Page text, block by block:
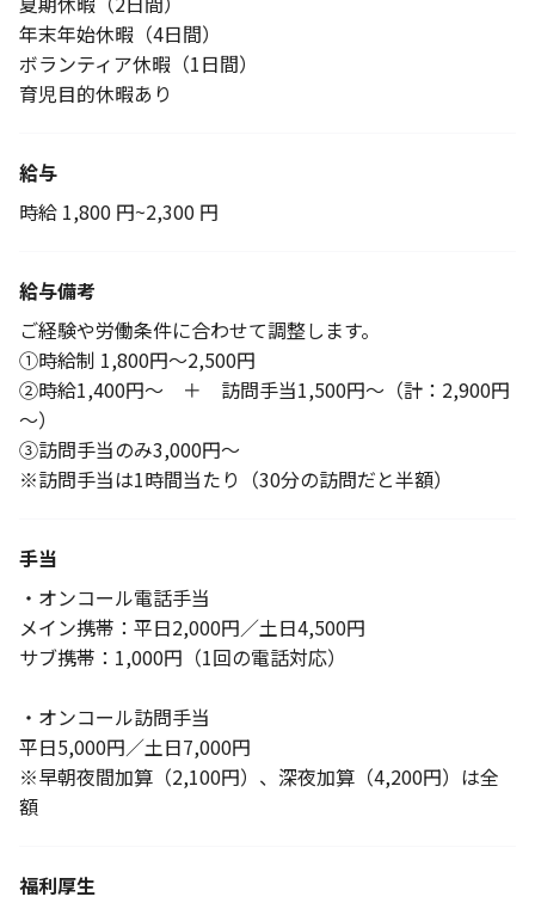
年末年始休暇（4日間）
ボランティア休暇（1日間）
育児目的休暇あり
給与
時給 1,800 円~2,300 円
給与備考
ご経験や労働条件に合わせて調整します。
①時給制 1,800円～2,500円
②時給1,400円～ ＋ 訪問手当1,500円～（計：2,900円
～）
③訪問手当のみ3,000円～
※訪問手当は1時間当たり（30分の訪問だと半額）
手当
・オンコール電話手当
メイン携帯：平日2,000円／土日4,500円
サブ携帯：1,000円（1回の電話対応）
・オンコール訪問手当
平日5,000円／土日7,000円
※早朝夜間加算（2,100円）、深夜加算（4,200円）は全
額
福利厚生